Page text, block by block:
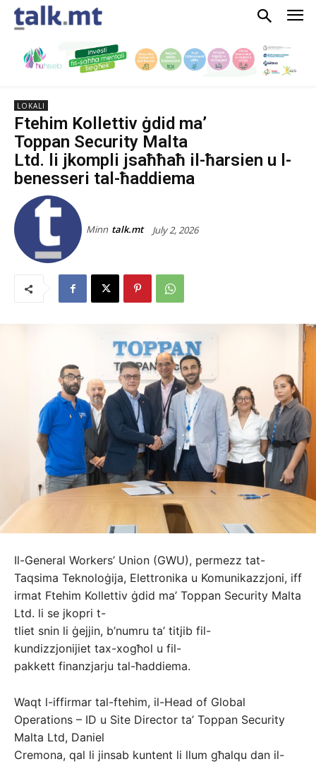
LOKALI
Ftehim Kollettiv ġdid ma’
Toppan Security Malta
Ltd. li jkompli jsaħħaħ il-ħarsien u l-
benesseri tal-ħaddiema
Minn talk.mt July 2, 2026
Il-General Workers’ Union (GWU), permezz tat-
Taqsima Teknoloġija, Elettronika u Komunikazzjoni, iff
irmat Ftehim Kollettiv ġdid ma’ Toppan Security Malta
Ltd. li se jkopri t-
tliet snin li ġejjin, b’numru ta’ titjib fil-
kundizzjonijiet tax-xogħol u fil-
pakkett finanzjarju tal-ħaddiema.
Waqt l-iffirmar tal-ftehim, il-Head of Global
Operations – ID u Site Director ta’ Toppan Security
Malta Ltd, Daniel
Cremona, qal li jinsab kuntent li llum għalqu dan il-